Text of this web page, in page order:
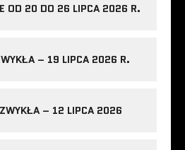
OD 20 DO 26 LIPCA 2026 R.
– 19 LIPCA 2026 R.
– 12 LIPCA 2026